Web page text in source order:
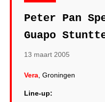
Peter Pan
Guapo
13 maart 2005
Vera , Groningen
Line-up: